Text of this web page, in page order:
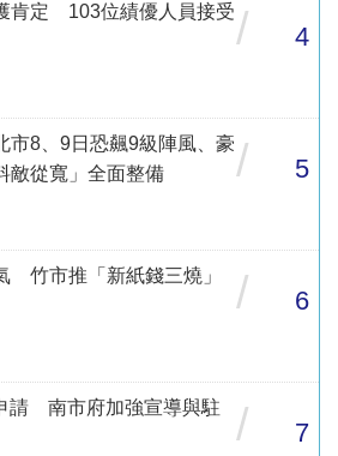
肯定 103位績優人員接受/ 4
市8、9日恐飆9級陣風、豪
從寬」全面整備
/ 5
竹市推「新紙錢三燒」
/ 6
請 南市府加強宣導與駐
/ 7